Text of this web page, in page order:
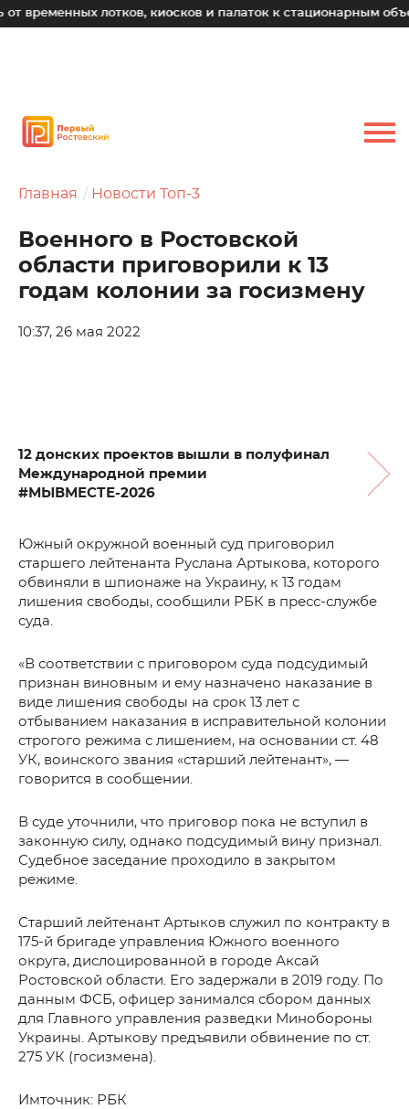
лотков, киосков и палаток к стационарным
Главная Новости Топ-3
Военного в Ростовской
области приговорили к 13
годам колонии за госизмену
10:37, 26 мая 2022
12 донских проектов вышли в полуфинал
Международной премии
#МЫВМЕСТЕ-2026
Южный окружной военный суд приговорил
старшего лейтенанта Руслана Артыкова, которого
обвиняли в шпионаже на Украину, к 13 годам
лишения свободы, сообщили РБК в пресс-службе
суда.
«В соответствии с приговором суда подсудимый
признан виновным и ему назначено наказание в
виде лишения свободы на срок 13 лет с
отбыванием наказания в исправительной колонии
строгого режима с лишением, на основании ст. 48
УК, воинского звания «старший лейтенант», —
говорится в сообщении.
В суде уточнили, что приговор пока не вступил в
законную силу, однако подсудимый вину признал.
Судебное заседание проходило в закрытом
режиме.
Старший лейтенант Артыков служил по контракту в
175-й бригаде управления Южного военного
округа, дислоцированной в городе Аксай
Ростовской области. Его задержали в 2019 году. По
данным ФСБ, офицер занимался сбором данных
для Главного управления разведки Минобороны
Украины. Артыкову предъявили обвинение по ст.
275 УК (госизмена).
Имточник: РБК